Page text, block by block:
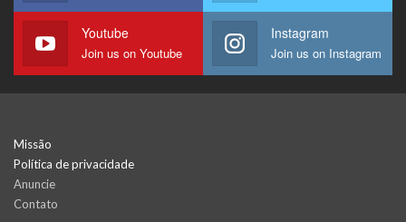
Youtube
Join us on Youtube
Instagram
Join us on Instagram
Missão
Política de privacidade
Anuncie
Contato